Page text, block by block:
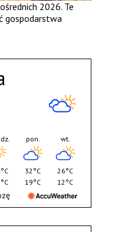
2026. Te
gospodarstwa
pon.
32°C
19°C
wt.
26°C
12°C